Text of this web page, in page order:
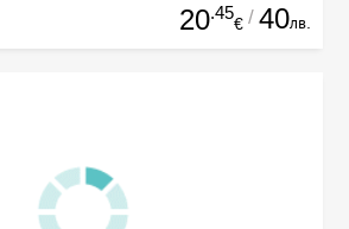
20.45
€ / 40лв.